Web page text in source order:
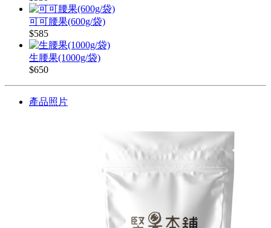
可可腰果(600g/袋)
$585
生腰果(1000g/袋)
$650
產品照片